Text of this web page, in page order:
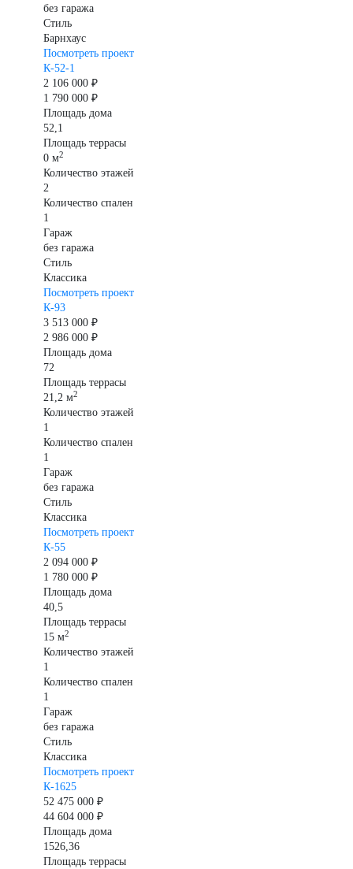
без гаража
Стиль
Барнхаус
Посмотреть проект
К-52-1
2 106 000 ₽
1 790 000 ₽
Площадь дома
52,1
Площадь террасы
0 м2
Количество этажей
2
Количество спален
1
Гараж
без гаража
Стиль
Классика
Посмотреть проект
К-93
3 513 000 ₽
2 986 000 ₽
Площадь дома
72
Площадь террасы
21,2 м2
Количество этажей
1
Количество спален
1
Гараж
без гаража
Стиль
Классика
Посмотреть проект
К-55
2 094 000 ₽
1 780 000 ₽
Площадь дома
40,5
Площадь террасы
15 м2
Количество этажей
1
Количество спален
1
Гараж
без гаража
Стиль
Классика
Посмотреть проект
К-1625
52 475 000 ₽
44 604 000 ₽
Площадь дома
1526,36
Площадь террасы